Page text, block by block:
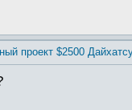
проект $2500